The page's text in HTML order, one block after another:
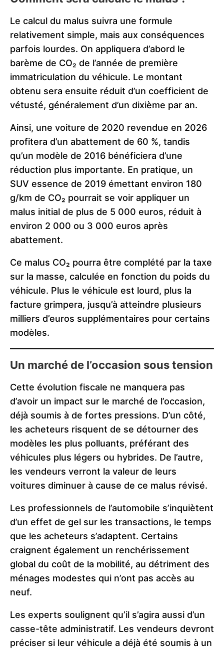
Le calcul du malus suivra une formule
relativement simple, mais aux conséquences
parfois lourdes. On appliquera d’abord le
barème de CO₂ de l’année de première
immatriculation du véhicule. Le montant
obtenu sera ensuite réduit d’un coefficient de
vétusté, généralement d’un dixième par an.
Ainsi, une voiture de 2020 revendue en 2026
profitera d’un abattement de 60 %, tandis
qu’un modèle de 2016 bénéficiera d’une
réduction plus importante. En pratique, un
SUV essence de 2019 émettant environ 180
g/km de CO₂ pourrait se voir appliquer un
malus initial de plus de 5 000 euros, réduit à
environ 2 000 ou 3 000 euros après
abattement.
Ce malus CO₂ pourra être complété par la taxe
sur la masse, calculée en fonction du poids du
véhicule. Plus le véhicule est lourd, plus la
facture grimpera, jusqu’à atteindre plusieurs
milliers d’euros supplémentaires pour certains
modèles.
Un marché de l’occasion sous tension
Cette évolution fiscale ne manquera pas
d’avoir un impact sur le marché de l’occasion,
déjà soumis à de fortes pressions. D’un côté,
les acheteurs risquent de se détourner des
modèles les plus polluants, préférant des
véhicules plus légers ou hybrides. De l’autre,
les vendeurs verront la valeur de leurs
voitures diminuer à cause de ce malus révisé.
Les professionnels de l’automobile s’inquiètent
d’un effet de gel sur les transactions, le temps
que les acheteurs s’adaptent. Certains
craignent également un renchérissement
global du coût de la mobilité, au détriment des
ménages modestes qui n’ont pas accès au
neuf.
Les experts soulignent qu’il s’agira aussi d’un
casse-tête administratif. Les vendeurs devront
préciser si leur véhicule a déjà été soumis à un